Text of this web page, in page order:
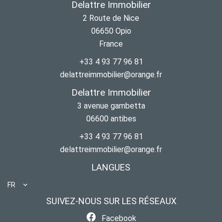
Delattre Immobilier
2 Route de Nice
06650 Opio
France
+33 4 93 77 96 81
delattreimmobilier@orange.fr
Delattre Immobilier
3 avenue gambetta
06600 antibes
+33 4 93 77 96 81
delattreimmobilier@orange.fr
LANGUES
FR
SUIVEZ-NOUS SUR LES RÉSEAUX
Facebook